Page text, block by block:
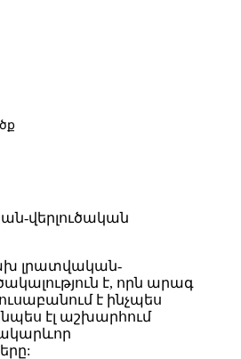
վերլուծական
լրատվական-
է, որն արագ
է ինչպես
էլ աշխարհում